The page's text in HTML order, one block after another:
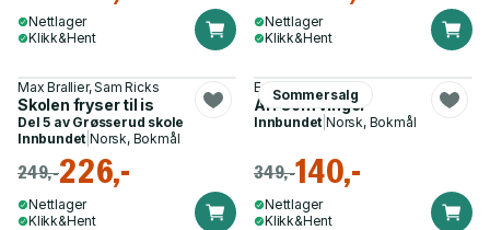
Nettlager
Klikk&Hent
Nettlager
Klikk&Hent
Max Brallier, Sam Ricks
Skolen fryser til is
Del 5 av Grøsserud skole
Innbundet |Norsk, Bokmål
249,-226,-
Nettlager
Klikk&Hent
Sommersalg
Erin Stewart
Arr som vinger
Innbundet |Norsk, Bokmål
349,-140,-
Nettlager
Klikk&Hent